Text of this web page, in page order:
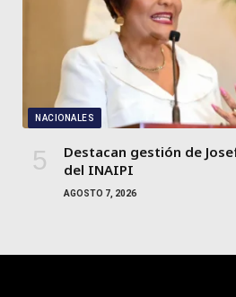
NACIONALES
Destacan gestión de
del INAIPI
AGOSTO 7, 2026